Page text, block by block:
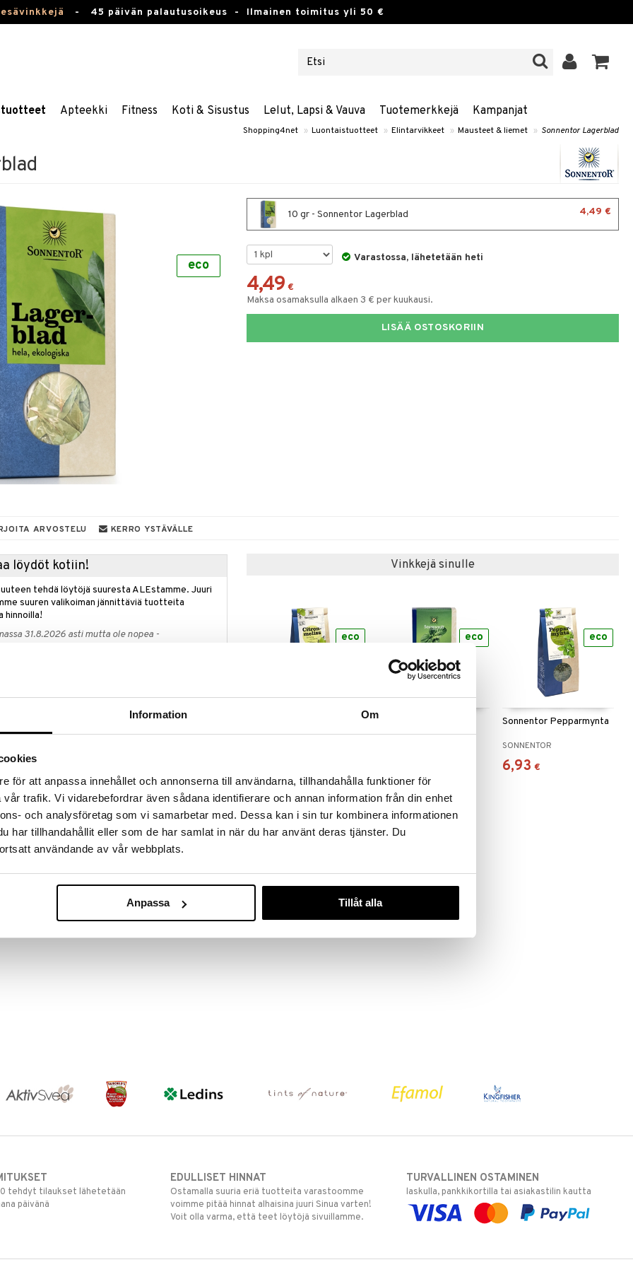
Information Om
för att anpassa innehållet och annonserna till användarna, tillhandahålla funktioner för
trafik. Vi vidarebefordrar även sådana identifierare och annan information från din enhet
och analysföretag som vi samarbetar med. Dessa kan i sin tur kombinera informationen
har tillhandahållit eller som de har samlat in när du har använt deras tjänster. Du
användande av vår webbplats.
Anpassa Tillåt alla
- 45 päivän palautusoikeus - Ilmainen toimitus yli 50 €
Apteekki Fitness Koti & Sisustus Lelut, Lapsi & Vauva Tuotemerkkejä Kampanjat
Shopping4net » Luontaistuotteet » Elintarvikkeet » Mausteet & liemet » Sonnentor Lagerblad
eco
10 gr - Sonnentor Lagerblad 4,49 €
Varastossa, lähetetään heti
4,49 €
Maksa osamaksulla alkaen 3 € per kuukausi.
LISÄÄ OSTOSKORIIN
ARVOSTELU KERRO YSTÄVÄLLE
löydöt kotiin!
tehdä löytöjä suuresta ALEstamme. Juuri
suuren valikoiman jännittäviä tuotteita
hinnoilla!
31.8.2026 asti mutta ole nopea -
1988 Johannes Gutmannin toimesta, jonka
kuten teetä ja mausteita, sokeritonta
tuotemerkin alle, jota symboloi "hymyilevä
ovat ekologisia, huolellisesti valittuja ja
Vinkkejä sinulle
eco
Sonnentor Oregano
eco
Sonnentor Pepparmynta
SONNENTOR
6,93 €
eco
tehdyt tilaukset lähetetään
päivänä
EDULLISET HINNAT
Ostamalla suuria eriä tuotteita varastoomme
voimme pitää hinnat alhaisina juuri Sinua varten!
Voit olla varma, että teet löytöjä sivuillamme.
TURVALLINEN OSTAMINEN
laskulla, pankkikortilla tai asiakastilin kautta